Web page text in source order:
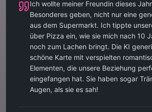
Ich wollte meiner Freundin dieses
Besonderes geben, nicht nur eine
aus dem Supermarkt. Ich tippte
über Pizza ein, wie sie mich nach 10
noch zum Lachen bringt. Die KI
schöne Karte mit verspielten
Elementen, die unsere Beziehung
eingefangen hat. Sie haben sogar
Augen, als sie es sah!